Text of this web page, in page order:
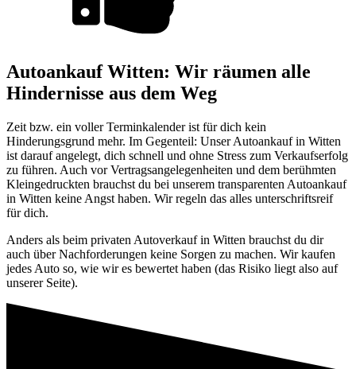
Autoankauf Witten: Wir räumen alle
Hindernisse aus dem Weg
Zeit bzw. ein voller Terminkalender ist für dich kein
Hinderungsgrund mehr. Im Gegenteil: Unser Autoankauf in Witten
ist darauf angelegt, dich schnell und ohne Stress zum Verkaufserfolg
zu führen. Auch vor Vertragsangelegenheiten und dem berühmten
Kleingedruckten brauchst du bei unserem transparenten Autoankauf
in Witten keine Angst haben. Wir regeln das alles unterschriftsreif
für dich.
Anders als beim privaten Autoverkauf in Witten brauchst du dir
auch über Nachforderungen keine Sorgen zu machen. Wir kaufen
jedes Auto so, wie wir es bewertet haben (das Risiko liegt also auf
unserer Seite).